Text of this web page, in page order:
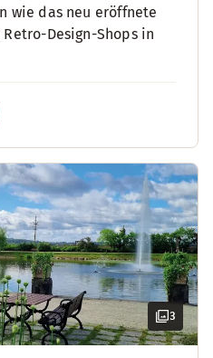
wie das neu eröffnete
Design-Shops in
3